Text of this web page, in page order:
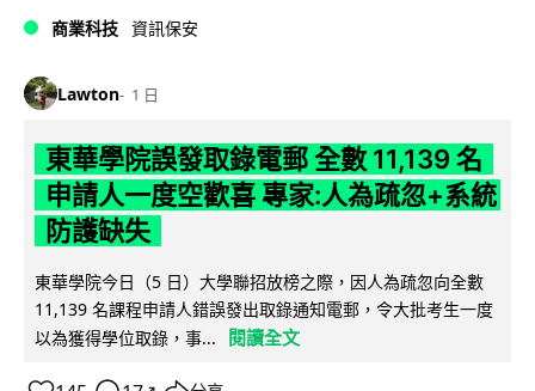
商業科技 資訊保安
Lawton 1 日
東華學院誤發取錄電郵 全數 11,139 名
申請人一度空歡喜 專家:人為疏忽+系統
防護缺失
東華學院今日（5 日）大學聯招放榜之際，因人為疏忽向全數
11,139 名課程申請人錯誤發出取錄通知電郵，令大批考生一度
以為獲得學位取錄，事...
閱讀全文